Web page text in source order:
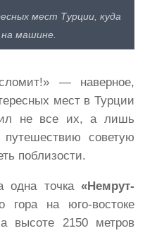
мест Турции, куда
машине.
— наверное,
мест в Турции
не все их, а лишь
советую
поблизости.
одна точка «Немрут-
на юго-востоке
высоте 2150 метров